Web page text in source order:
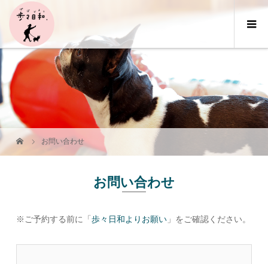
お問い合わせ
お問い合わせ
※ご予約する前に「歩々日和よりお願い 」をご確認ください。